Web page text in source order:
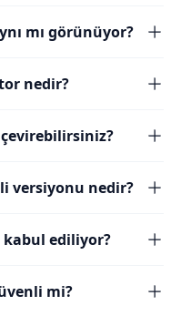
mı görünüyor?
nedir?
versiyonu nedir?
ediliyor?
mi?